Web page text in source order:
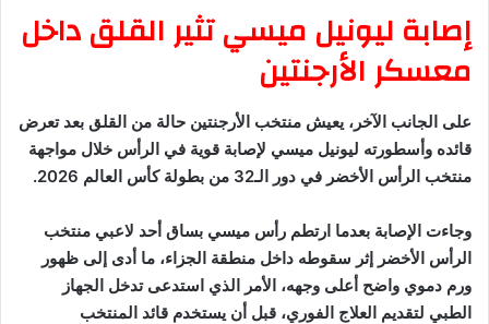
إصابة ليونيل ميسي تثير القلق داخل
معسكر الأرجنتين
على الجانب الآخر، يعيش منتخب الأرجنتين حالة من القلق بعد تعرض
قائده وأسطورته ليونيل ميسي لإصابة قوية في الرأس خلال مواجهة
منتخب الرأس الأخضر في دور الـ32 من بطولة كأس العالم 2026.
وجاءت الإصابة بعدما ارتطم رأس ميسي بساق أحد لاعبي منتخب
الرأس الأخضر إثر سقوطه داخل منطقة الجزاء، ما أدى إلى ظهور
ورم دموي واضح أعلى وجهه، الأمر الذي استدعى تدخل الجهاز
الطبي لتقديم العلاج الفوري، قبل أن يستخدم قائد المنتخب